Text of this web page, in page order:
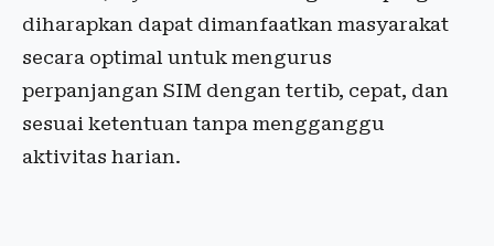
diharapkan dapat dimanfaatkan masyarakat
secara optimal untuk mengurus
perpanjangan SIM dengan tertib, cepat, dan
sesuai ketentuan tanpa mengganggu
aktivitas harian.